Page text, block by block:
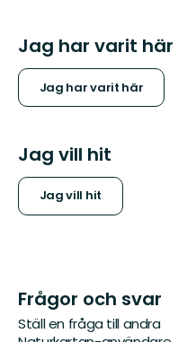
Jag har varit här
Jag har varit här
Jag vill hit
Jag vill hit
Frågor och svar
Ställ en fråga till andra